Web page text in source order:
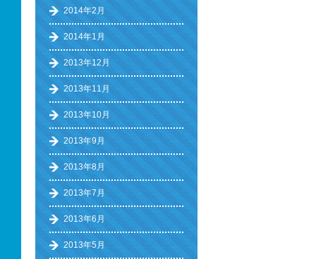
2014年2月
2014年1月
2013年12月
2013年11月
2013年10月
2013年9月
2013年8月
2013年7月
2013年6月
2013年5月